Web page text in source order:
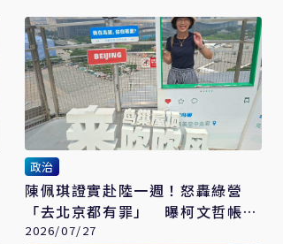
政治
陳佩琪證實赴陸一週！怒轟綠營
「去北京都有罪」 曝柯文哲帳戶
歸零成乞丐
2026/07/27